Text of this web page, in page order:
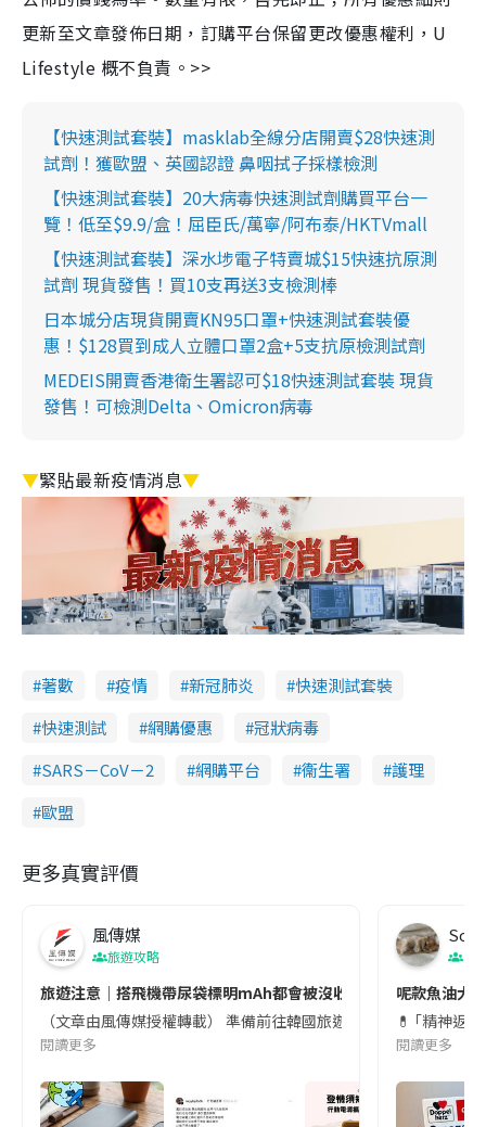
更新至文章發佈日期，訂購平台保留更改優惠權利，U
Lifestyle 概不負責。>>
【快速測試套裝】masklab全線分店開賣$28快速測
試劑！獲歐盟、英國認證 鼻咽拭子採樣檢測
【快速測試套裝】20大病毒快速測試劑購買平台一
覽！低至$9.9/盒！屈臣氏/萬寧/阿布泰/HKTVmall
【快速測試套裝】深水埗電子特賣城$15快速抗原測
試劑 現貨發售！買10支再送3支檢測棒
日本城分店現貨開賣KN95口罩+快速測試套裝優
惠！$128買到成人立體口罩2盒+5支抗原檢測試劑
MEDEIS開賣香港衛生署認可$18快速測試套裝 現貨
發售！可檢測Delta、Omicron病毒
▼緊貼最新疫情消息▼
著數 疫情 新冠肺炎
快速測試套裝
快速測試
網購優惠
冠狀病毒
SARS－CoV－2
網購平台 衞生署
護理
歐盟
更多真實評價
風傳媒
旅遊攻略
旅遊注意｜搭飛機帶尿袋標明mAh都會被沒收😱出發前切記檢查
（文章由風傳媒授權轉載） 準備前往韓國旅遊的民眾，近期要
閱讀更多
Soul
呢款魚油大
💊 ｢精神返
閱讀更多